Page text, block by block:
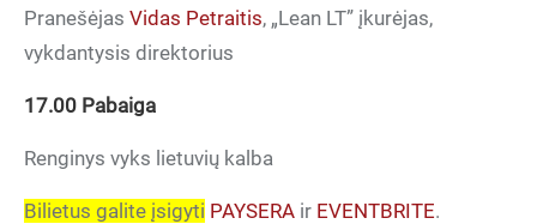
Pranešėjas Vidas Petraitis, „Lean LT” įkurėjas,
vykdantysis direktorius
17.00 Pabaiga
Renginys vyks lietuvių kalba
Bilietus galite įsigyti PAYSERA ir EVENTBRITE.